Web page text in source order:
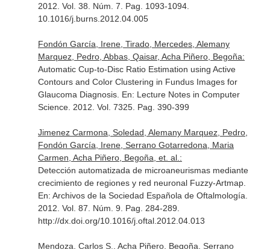
2012. Vol. 38. Núm. 7. Pag. 1093-1094.
10.1016/j.burns.2012.04.005
Fondón García, Irene, Tirado, Mercedes, Alemany
Marquez, Pedro, Abbas, Qaisar, Acha Piñero, Begoña:
Automatic Cup-to-Disc Ratio Estimation using Active
Contours and Color Clustering in Fundus Images for
Glaucoma Diagnosis. En: Lecture Notes in Computer
Science. 2012. Vol. 7325. Pag. 390-399
Jimenez Carmona, Soledad, Alemany Marquez, Pedro,
Fondón García, Irene, Serrano Gotarredona, Maria
Carmen, Acha Piñero, Begoña, et. al.:
Detección automatizada de microaneurismas mediante
crecimiento de regiones y red neuronal Fuzzy-Artmap.
En: Archivos de la Sociedad Española de Oftalmología
2012. Vol. 87. Núm. 9. Pag. 284-289.
http://dx.doi.org/10.1016/j.oftal.2012.04.013
Mendoza, Carlos S., Acha Piñero, Begoña, Serrano